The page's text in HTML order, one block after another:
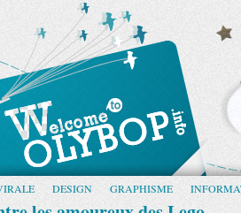
DESIGN GRAPHISME